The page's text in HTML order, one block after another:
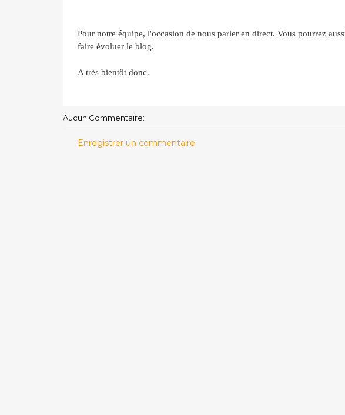
Pour notre équipe, l'occasion de nous parler en direct. Vous pourrez
faire évoluer le blog.
A très bientôt donc.
Aucun Commentaire:
Enregistrer un commentaire